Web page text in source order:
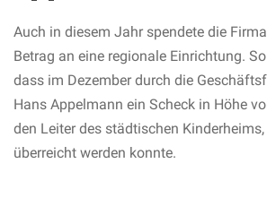
Auch in diesem Jahr spendete die
Betrag an eine regionale Einrichtung.
dass im Dezember durch die
Hans Appelmann ein Scheck in Höhe
den Leiter des städtischen
überreicht werden konnte.